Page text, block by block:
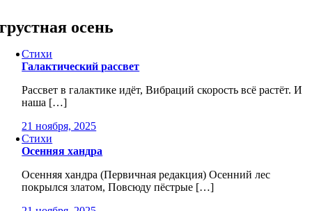
to
content
грустная осень
Стихи
Галактический рассвет
Рассвет в галактике идёт, Вибраций скорость всё растёт. И
наша […]
21 ноября, 2025
Стихи
Осенняя хандра
Осенняя хандра (Первичная редакция) Осенний лес
покрылся златом, Повсюду пёстрые […]